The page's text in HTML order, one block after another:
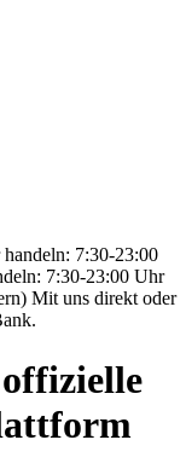
handeln: 7:30-23:00
7:30-23:00 Uhr
Mit uns direkt oder